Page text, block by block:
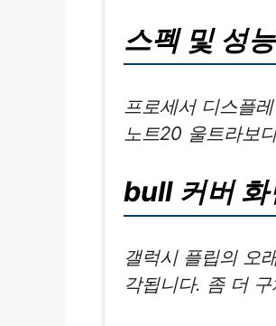
스펙 및 성능
프로세서 디스플
노트20 울트라보
bull 커버 화
갤럭시 플립의 오
각됩니다. 좀 더